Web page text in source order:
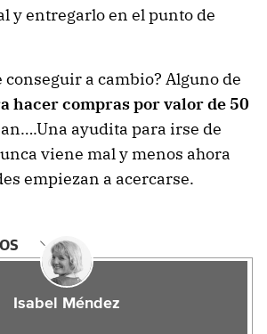
y entregarlo en el punto de
conseguir a cambio? Alguno de
hacer compras por valor de 50
ayudita para irse de
viene mal y menos ahora
empiezan a acercarse.
Isabel Méndez